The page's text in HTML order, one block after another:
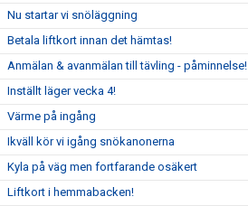
Nu startar vi snöläggning
Betala liftkort innan det hämtas!
Anmälan & avanmälan till tävling - påminnelse!
Inställt läger vecka 4!
Värme på ingång
Ikväll kör vi igång snökanonerna
Kyla på väg men fortfarande osäkert
Liftkort i hemmabacken!